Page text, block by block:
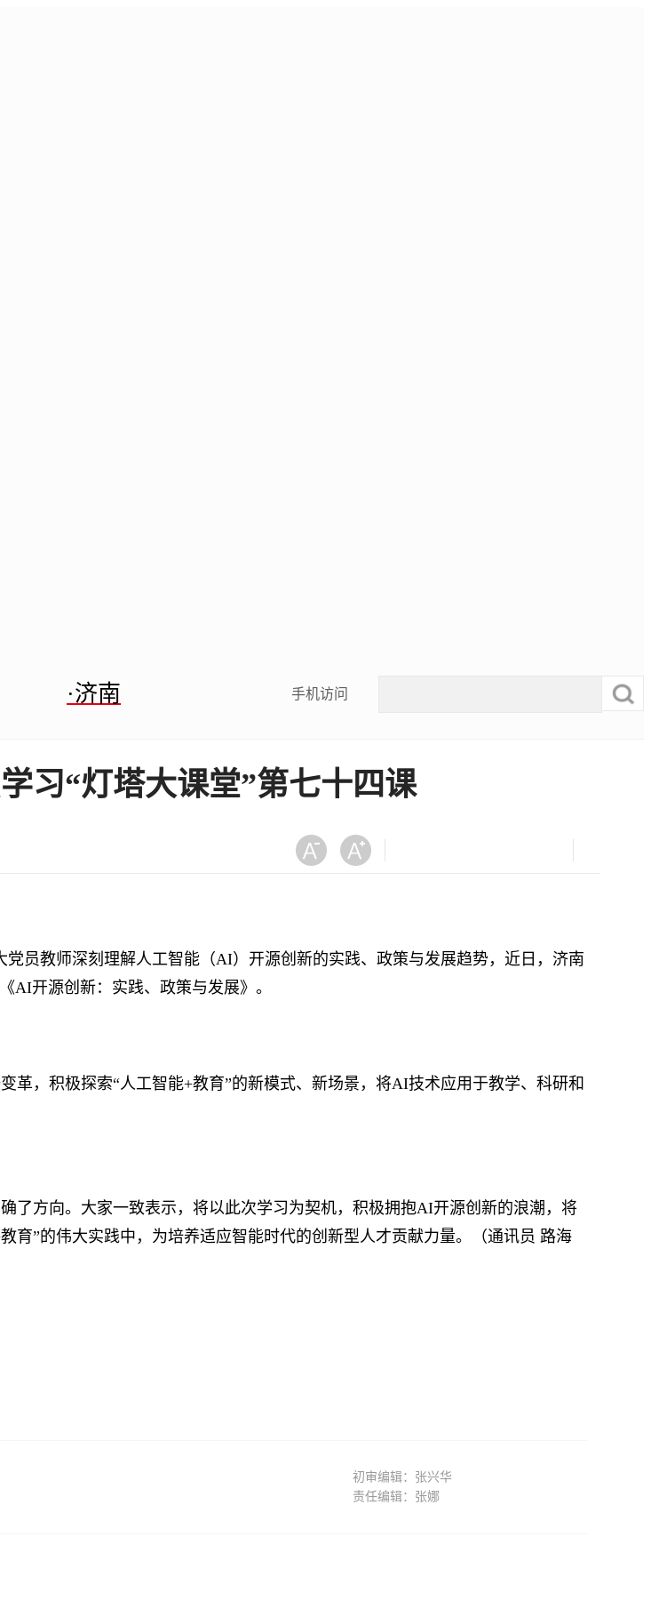
·济南 手机访问
习“灯塔大课堂”第七十四课
教师深刻理解人工智能（AI）开源创新的实践、政策与发展趋势，近日，济南
开源创新：实践、政策与发展》。
，积极探索“人工智能+教育”的新模式、新场景，将AI技术应用于教学、科研和
方向。大家一致表示，将以此次学习为契机，积极拥抱AI开源创新的浪潮，将
育”的伟大实践中，为培养适应智能时代的创新型人才贡献力量。（通讯员 路海
初审编辑：张兴华
责任编辑：张娜